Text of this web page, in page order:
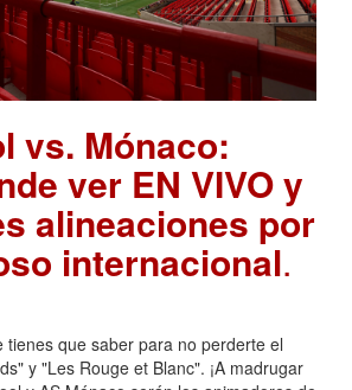
vs. Mónaco:
ver EN VIVO y
alineaciones por
internacional.
tienes que saber para no perderte el
y "Les Rouge et Blanc". ¡A madrugar